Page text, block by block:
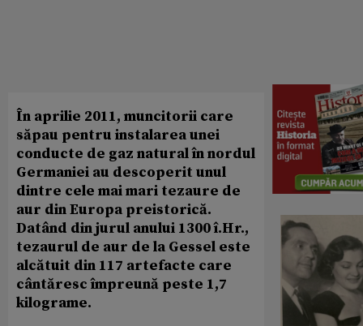
În aprilie 2011, muncitorii care
săpau pentru instalarea unei
conducte de gaz natural în nordul
Germaniei au descoperit unul
dintre cele mai mari tezaure de
aur din Europa preistorică.
Datând din jurul anului 1300 î.Hr.,
tezaurul de aur de la Gessel este
alcătuit din 117 artefacte care
cântăresc împreună peste 1,7
kilograme.